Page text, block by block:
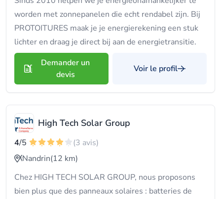
worden met zonnepanelen die echt rendabel zijn. Bij
PROTOITURES maak je je energierekening een stuk
lichter en draag je direct bij aan de energietransitie.
Demander un
devis
Voir le profil
High Tech Solar Group
4/5
(3 avis)
Nandrin(12 km)
Chez HIGH TECH SOLAR GROUP, nous proposons
bien plus que des panneaux solaires : batteries de